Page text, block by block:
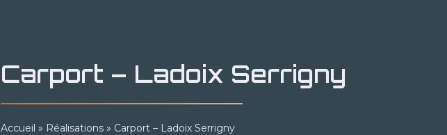
Carport – Ladoix Serrigny
Accueil » Réalisations » Carport – Ladoix Serrigny